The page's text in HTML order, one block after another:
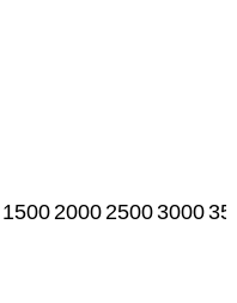
1500200025003000